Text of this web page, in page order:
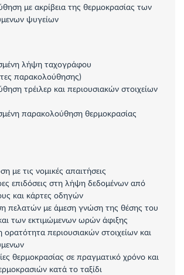
με ακρίβεια της θερμοκρασίας των
ψυγείων
λήψη ταχογράφου
παρακολούθησης)
τρέιλερ και περιουσιακών στοιχείων
παρακολούθηση θερμοκρασίας
με τις νομικές απαιτήσεις
επιδόσεις στη λήψη δεδομένων από
και κάρτες οδηγών
πελατών με άμεση γνώση της θέσης του
των εκτιμώμενων ωρών άφιξης
ορατότητα περιουσιακών στοιχείων και
θερμοκρασίας σε πραγματικό χρόνο και
κατά το ταξίδι